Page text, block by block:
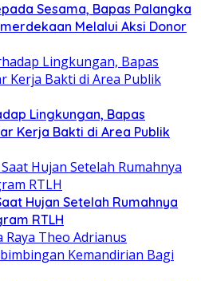
Sesama, Bapas Palangka
Melalui Aksi Donor
Lingkungan, Bapas
Kerja Bakti di Area Publik
Hujan Setelah Rumahnya
RTLH